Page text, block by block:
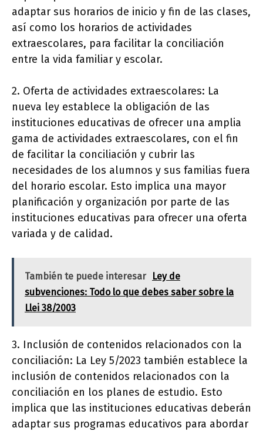
adaptar sus horarios de inicio y fin de las clases,
así como los horarios de actividades
extraescolares, para facilitar la conciliación
entre la vida familiar y escolar.
2. Oferta de actividades extraescolares: La
nueva ley establece la obligación de las
instituciones educativas de ofrecer una amplia
gama de actividades extraescolares, con el fin
de facilitar la conciliación y cubrir las
necesidades de los alumnos y sus familias fuera
del horario escolar. Esto implica una mayor
planificación y organización por parte de las
instituciones educativas para ofrecer una oferta
variada y de calidad.
También te puede interesar
Ley de
subvenciones: Todo lo que debes saber sobre la
Llei 38/2003
3. Inclusión de contenidos relacionados con la
conciliación: La Ley 5/2023 también establece la
inclusión de contenidos relacionados con la
conciliación en los planes de estudio. Esto
implica que las instituciones educativas deberán
adaptar sus programas educativos para abordar